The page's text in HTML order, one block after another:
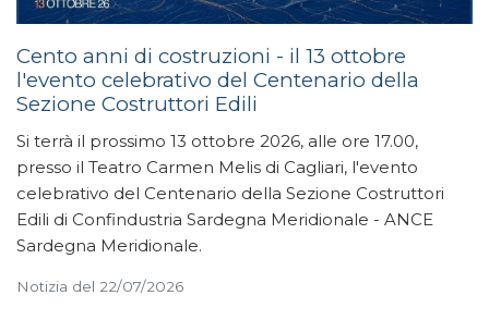
Cento anni di costruzioni - il 13 ottobre
l'evento celebrativo del Centenario della
Sezione Costruttori Edili
Si terrà il prossimo 13 ottobre 2026, alle ore 17.00,
presso il Teatro Carmen Melis di Cagliari, l'evento
celebrativo del Centenario della Sezione Costruttori
Edili di Confindustria Sardegna Meridionale - ANCE
Sardegna Meridionale.
Notizia del 22/07/2026